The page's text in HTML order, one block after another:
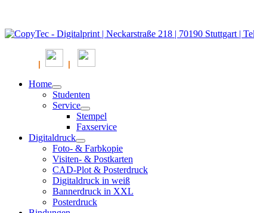
| |
Home
Studenten
Service
Stempel
Faxservice
Digitaldruck
Foto- & Farbkopie
Visiten- & Postkarten
CAD-Plot & Posterdruck
Digitaldruck in weiß
Bannerdruck in XXL
Posterdruck